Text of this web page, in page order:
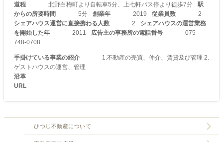
道程
北野白梅町より自転車5分、上七軒バス停より徒歩7分
駅
からの所要時間
5分 創業年 2019 従業員数
2
シェアハウス運営に直接携わる人数
2
シェアハウスの運営業務
を開始した年
2011 広告主の事務所の電話番号
075-
748-0708
手掛けている事業の紹介
1.不動産の売買、仲介、賃貸及び管理 2.
ゲストハウスの運営、管理
沿革
URL
ひつじ不動産について